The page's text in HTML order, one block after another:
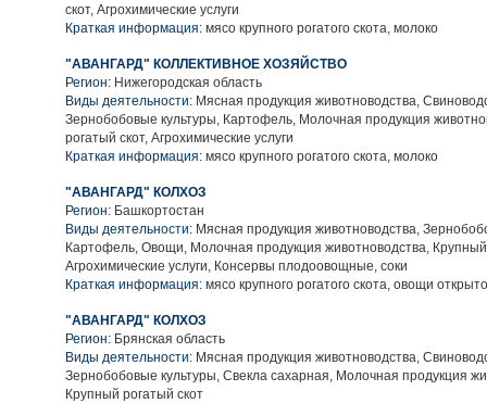
скот, Агрохимические услуги
Краткая информация: мясо крупного рогатого скота, молоко
"АВАНГАРД" КОЛЛЕКТИВНОЕ ХОЗЯЙСТВО
Регион: Нижегородская область
Виды деятельности: Мясная продукция животноводства,
Зернобобовые культуры, Картофель, Молочная продукция
рогатый скот, Агрохимические услуги
Краткая информация: мясо крупного рогатого скота, молоко
"АВАНГАРД" КОЛХОЗ
Регион: Башкортостан
Виды деятельности: Мясная продукция животноводства,
Картофель, Овощи, Молочная продукция животноводства, Крупный
Агрохимические услуги, Консервы плодоовощные, соки
Краткая информация: мясо крупного рогатого скота, овощи
"АВАНГАРД" КОЛХОЗ
Регион: Брянская область
Виды деятельности: Мясная продукция животноводства,
Зернобобовые культуры, Свекла сахарная, Молочная продукция
Крупный рогатый скот